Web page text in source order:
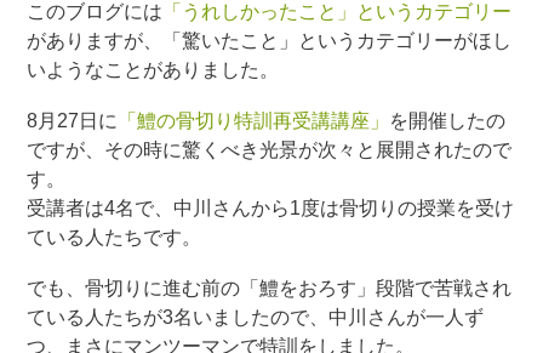
このブログには 「うれしかったこと」というカテゴリー
がありますが、「驚いたこと」というカテゴリーがほし
いようなことがありました。
8月27日に 「鱧の骨切り特訓再受講講座」 を開催したの
ですが、その時に驚くべき光景が次々と展開されたので
す。
受講者は4名で、中川さんから1度は骨切りの授業を受け
ている人たちです。
でも、骨切りに進む前の「鱧をおろす」段階で苦戦され
ている人たちが3名いましたので、中川さんが一人ず
つ、まさにマンツーマンで特訓をしました。